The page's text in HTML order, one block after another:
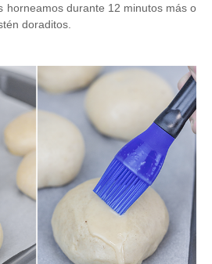
horneamos durante 12 minutos más o
doraditos.